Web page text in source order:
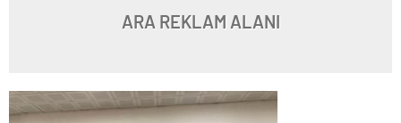
ARA REKLAM ALANI